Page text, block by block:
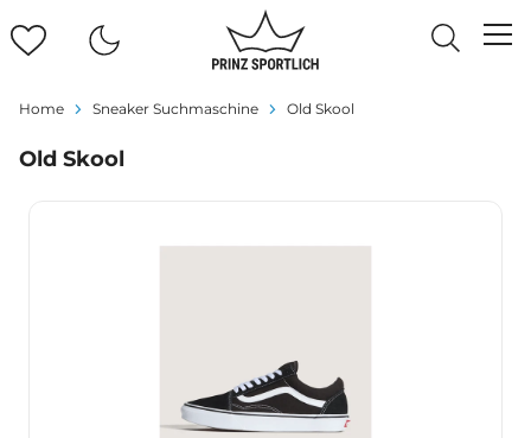
Home Sneaker Suchmaschine Old Skool
Old Skool